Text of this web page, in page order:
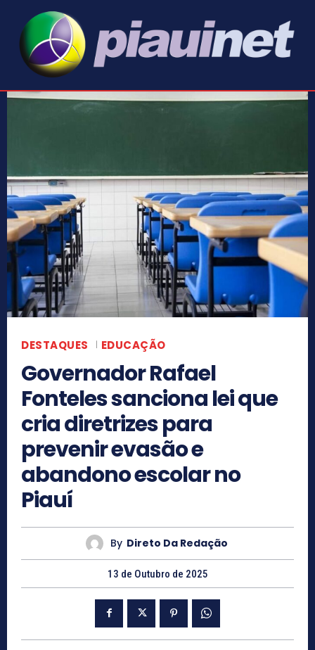
DESTAQUES EDUCAÇÃO
Governador Rafael
Fonteles sanciona lei que
cria diretrizes para
prevenir evasão e
abandono escolar no
Piauí
By Direto Da Redação
13 de Outubro de 2025